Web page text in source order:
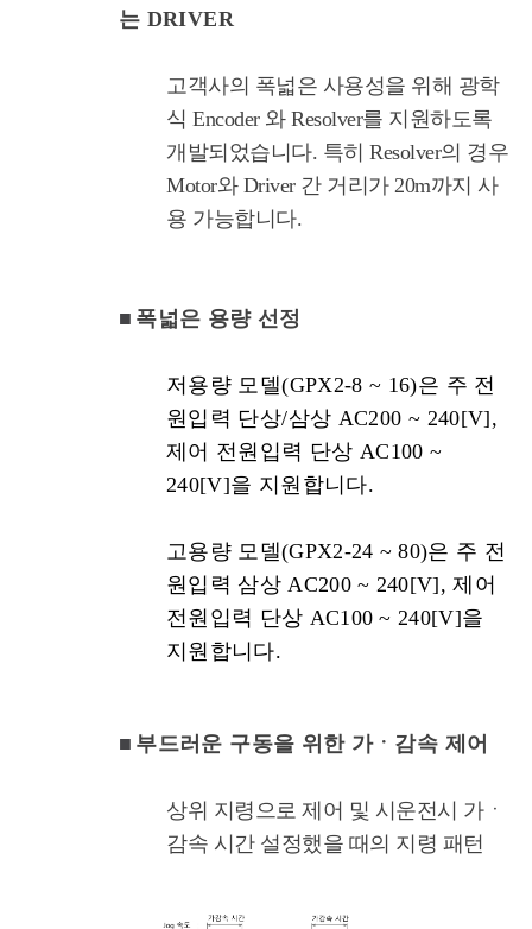
는 DRIVER
고객사의 폭넓은 사용성을 위해 광학
식 Encoder 와 Resolver를 지원하도록
개발되었습니다. 특히 Resolver의 경우
Motor와 Driver 간 거리가 20m까지 사
용 가능합니다.
■ 폭넓은 용량 선정
저용량 모델(GPX2-8 ~ 16)은 주 전
원입력 단상/삼상 AC200 ~ 240[V],
제어 전원입력 단상 AC100 ~
240[V]을 지원합니다.
고용량 모델(GPX2-24 ~ 80)은 주 전
원입력 삼상AC200 ~ 240[V],제어
전원입력 단상 AC100 ~ 240[V]을
지원합니다.
■ 부드러운 구동을 위한 가ㆍ감속 제어
상위 지령으로 제어 및 시운전시 가ㆍ
감속 시간 설정했을 때의 지령 패턴